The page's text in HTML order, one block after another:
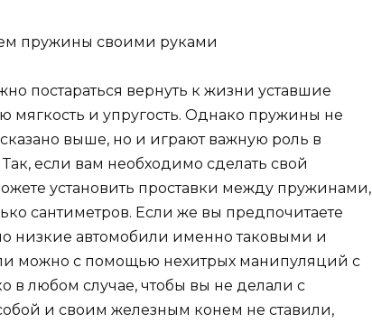
постараться вернуть к жизни уставшие
и упругость. Однако пружины не
выше, но и играют важную роль в
если вам необходимо сделать свой
установить проставки между пружинами,
сантиметров. Если же вы предпочитаете
низкие автомобили именно таковыми и
можно с помощью нехитрых манипуляций с
любом случае, чтобы вы не делали с
и своим железным конем не ставили,